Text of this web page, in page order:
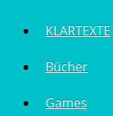
KLARTEXTE
Bücher
Games